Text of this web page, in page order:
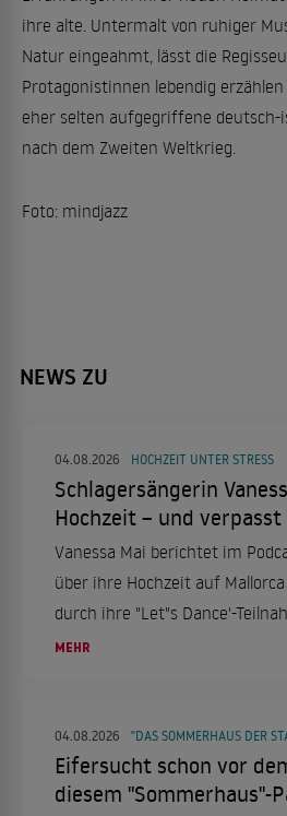
ihre alte. Untermalt von ruhiger
Natur eingeahmt, lässt die
Protagonistinnen lebendig
eher selten aufgegriffene deutsch-
nach dem Zweiten Weltkrieg.
Foto: mindjazz
NEWS ZU
04.08.2026 HOCHZEIT UNTER STRESS
Schlagersängerin
Hochzeit – und verpasst
Vanessa Mai berichtet im
über ihre Hochzeit auf
durch ihre "Let"s Dance'-
ins Bett trieb.
MEHR
04.08.2026
Eifersucht schon vor
diesem "Sommerhaus"-